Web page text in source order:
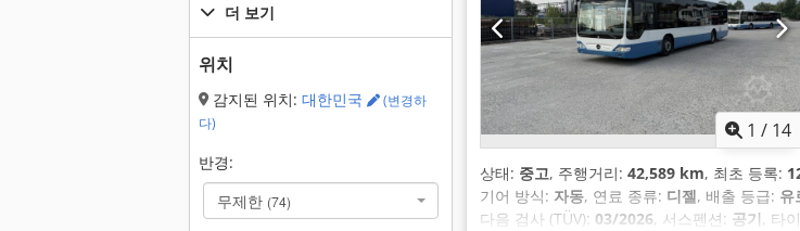
더 보기
위치
감지된 위치: 대한민국
(변경하
다)
반경:
무제한 (74)
1 / 14
상태: 중고, 주행거리: 42,589 km, 최초 등록:
기어 방식: 자동, 연료 종류: 디젤, 배출 등급: 유
다음 검사 (TÜV): 03/2026, 서스펜션: 공기, 타